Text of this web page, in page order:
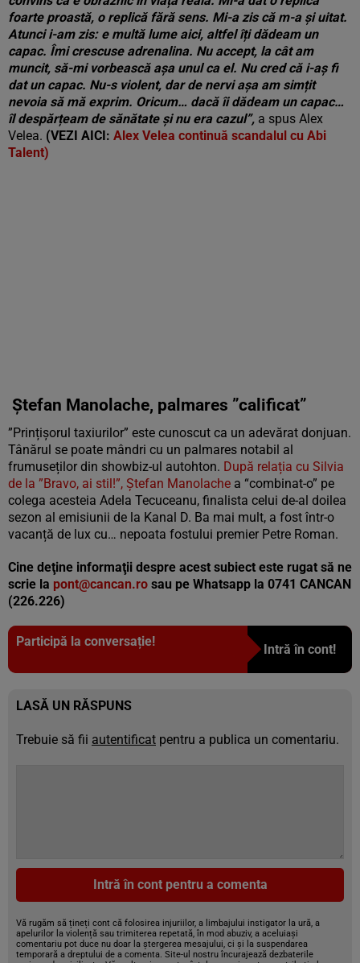
foarte proastă, o replică fără sens. Mi-a zis că m-a și uitat.
Atunci i-am zis: e multă lume aici, altfel îți dădeam un
capac. Îmi crescuse adrenalina. Nu accept, la cât am
muncit, să-mi vorbească așa unul ca el. Nu cred că i-aș fi
dat un capac. Nu-s violent, dar de nervi așa am simțit
nevoia să mă exprim. Oricum… dacă îi dădeam un capac…
îl despărțeam de sănătate și nu era cazul”, a spus Alex
Velea. (VEZI AICI: Alex Velea continuă scandalul cu Abi
Talent)
Ștefan Manolache, palmares ”calificat”
”Prințișorul taxiurilor” este cunoscut ca un adevărat donjuan.
Tânărul se poate mândri cu un palmares notabil al
frumuseților din showbiz-ul autohton. După relația cu Silvia
de la ”Bravo, ai stil!”, Ștefan Manolache a “combinat-o” pe
colega acesteia Adela Tecuceanu, finalista celui de-al doilea
sezon al emisiunii de la Kanal D. Ba mai mult, a fost într-o
vacanță de lux cu… nepoata fostului premier Petre Roman.
Cine deţine informaţii despre acest subiect este rugat să ne
scrie la pont@cancan.ro sau pe Whatsapp la 0741 CANCAN
(226.226)
Participă la conversație!
Intră în cont!
LASĂ UN RĂSPUNS
Trebuie să fii autentificat pentru a publica un comentariu.
Intră în cont pentru a comenta
Vă rugăm să țineți cont că folosirea injuriilor, a limbajului instigator la ură, a
apelurilor la violență sau trimiterea repetată, în mod abuziv, a aceluiași
comentariu pot duce nu doar la ștergerea mesajului, ci și la suspendarea
temporară a dreptului de a comenta. Site-ul nostru încurajează dezbaterile